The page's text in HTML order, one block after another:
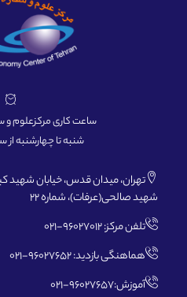
ساعت کاری مرکزعلوم و
شنبه تا چهارشنبه از ساعت 8
تهران، میدان قدس، خیابان شهید
شهید صالحی(عرفات)، شماره 22
تلفن مرکز: 96027012-021
هماهنگی بازدید: 96027652-021
آموزش:96027657-021